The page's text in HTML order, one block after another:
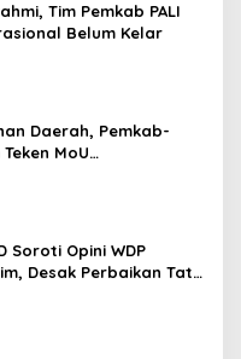
Tim Pemkab PALI
Belum Kelar
Daerah, Pemkab-
MoU
Soroti Opini WDP
Desak Perbaikan Tata